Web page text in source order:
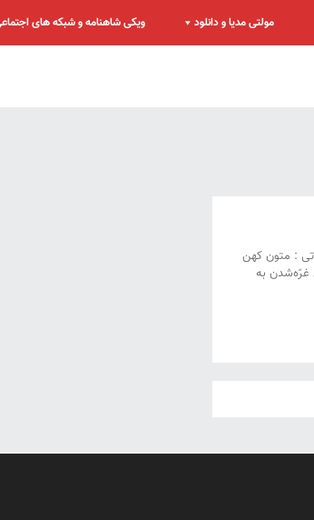
مولتی مدیا و دانلود ویکی شاهنامه و شبکه های
: متون کهن
غرّه‌شدن به